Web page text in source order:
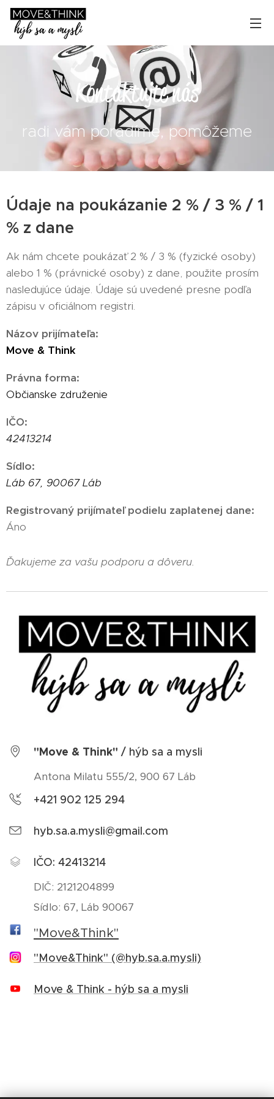
Kontaktujte nás
radi vám poradíme, pomôžeme
Údaje na poukázanie 2 % / 3 % / 1
% z dane
Ak nám chcete poukázať 2 % / 3 % (fyzické osoby)
alebo 1 % (právnické osoby) z dane, použite prosím
nasledujúce údaje. Údaje sú uvedené presne podľa
zápisu v oficiálnom registri.
Názov prijímateľa:
Move & Think
Právna forma:
Občianske združenie
IČO:
42413214
Sídlo:
Láb 67, 90067 Láb
Registrovaný prijímateľ podielu zaplatenej dane:
Áno
Ďakujeme za vašu podporu a dôveru.
"Move & Think" / hýb sa a mysli
Antona Milatu 555/2, 900 67 Láb
+421 902 125 294
hyb.sa.a.mysli@gmail.com
IČO: 42413214
DIČ: 2121204899
Sídlo: 67, Láb 90067
"Move&Think"
"Move&Think" (@hyb.sa.a.mysli)
Move & Think - hýb sa a mysli